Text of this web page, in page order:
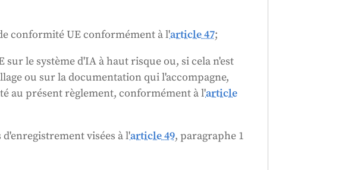
conformité UE conformément à l'article 47;
sur le système d'IA à haut risque ou, si cela n'est
ou sur la documentation qui l'accompagne,
au présent règlement, conformément à l'article
visées à l'article 49, paragraphe 1